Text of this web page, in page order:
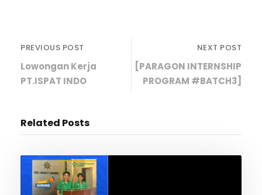
PREVIOUS POST
Lowongan Kerja
PT.ISPAT INDO
NEXT POST
[PARAGON INTERNSHIP
PROGRAM #BATCH3]
Related Posts